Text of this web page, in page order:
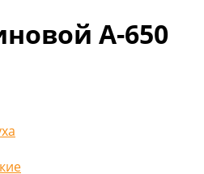
А-650